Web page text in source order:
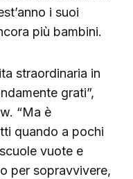
i suoi
più bambini.
straordinaria in
grati”,
“Ma è
quando a pochi
vuote e
per sopravvivere,